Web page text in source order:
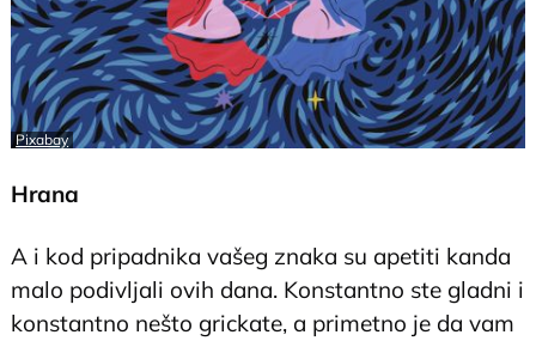
Pixabay
Hrana
A i kod pripadnika vašeg znaka su apetiti kanda
malo podivljali ovih dana. Konstantno ste gladni i
konstantno nešto grickate, a primetno je da vam